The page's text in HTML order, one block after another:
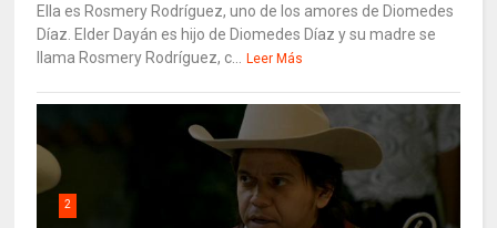
Ella es Rosmery Rodríguez, uno de los amores de Diomedes
Díaz. Elder Dayán es hijo de Diomedes Díaz y su madre se
llama Rosmery Rodríguez, c...
Leer Más
2